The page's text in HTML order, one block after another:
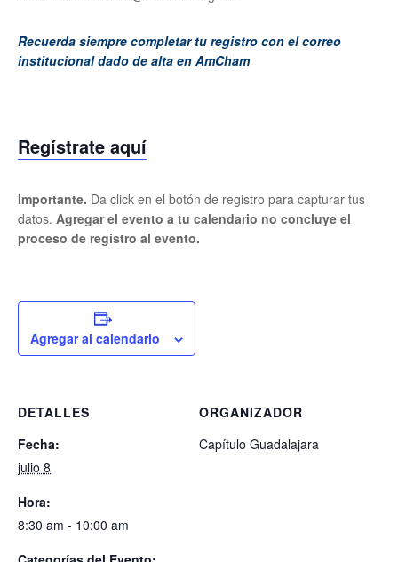
Recuerda siempre completar tu registro con el correo
institucional dado de alta en AmCham
Regístrate aquí
Importante. Da click en el botón de registro para capturar tus
datos. Agregar el evento a tu calendario no concluye el
proceso de registro al evento.
Agregar al calendario
DETALLES
Fecha:
julio 8
Hora:
8:30 am - 10:00 am
ORGANIZADOR
Capítulo Guadalajara